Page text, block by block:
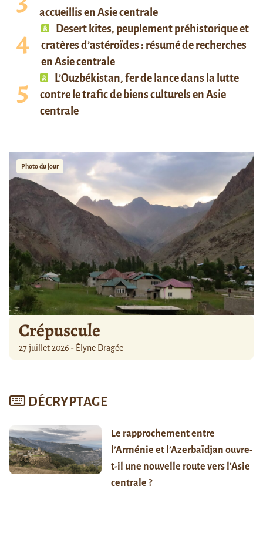
accueillis en Asie centrale
Desert kites, peuplement préhistorique et
cratères d’astéroïdes : résumé de recherches
en Asie centrale
L’Ouzbékistan, fer de lance dans la lutte
contre le trafic de biens culturels en Asie
centrale
Photo du jour
Crépuscule
27 juillet 2026 - Élyne Dragée
DÉCRYPTAGE
Le rapprochement entre
l’Arménie et l’Azerbaïdjan ouvre-
t-il une nouvelle route vers l’Asie
centrale ?